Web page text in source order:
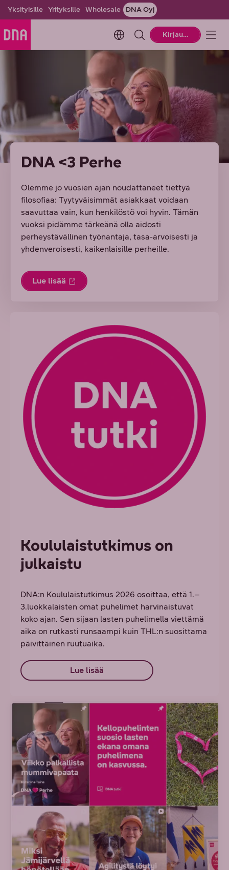
Yksityisille Yrityksille Wholesale DNA Oyj
Change language. Current
Kirjaudu
DNA <3 Perhe
Olemme jo vuosien ajan noudattaneet tiettyä
filosofiaa: Tyytyväisimmät asiakkaat voidaan
saavuttaa vain, kun henkilöstö voi hyvin. Tämän
vuoksi pidämme tärkeänä olla aidosti
perheystävällinen työnantaja, tasa-arvoisesti ja
yhdenveroisesti, kaikenlaisille perheille.
Lue lisää
Koululaistutkimus on
julkaistu
DNA:n Koululaistutkimus 2026 osoittaa, että 1.–
3.luokkalaisten omat puhelimet harvinaistuvat
koko ajan. Sen sijaan lasten puhelimella viettämä
aika on rutkasti runsaampi kuin THL:n suosittama
päivittäinen ruutuaika.
Lue lisää